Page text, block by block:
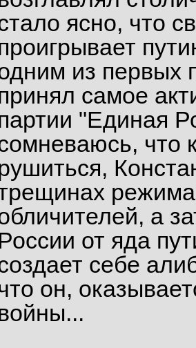
ясно, что
из первых
самое
"Единая
что
режима
а
от яда
себе
он,